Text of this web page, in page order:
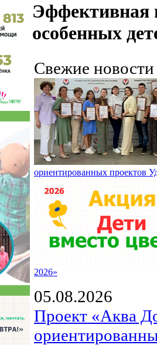
Эффективная
особенных
Свежие
ориентированных проектов
2026»
05.08.2026
Проект «Аква